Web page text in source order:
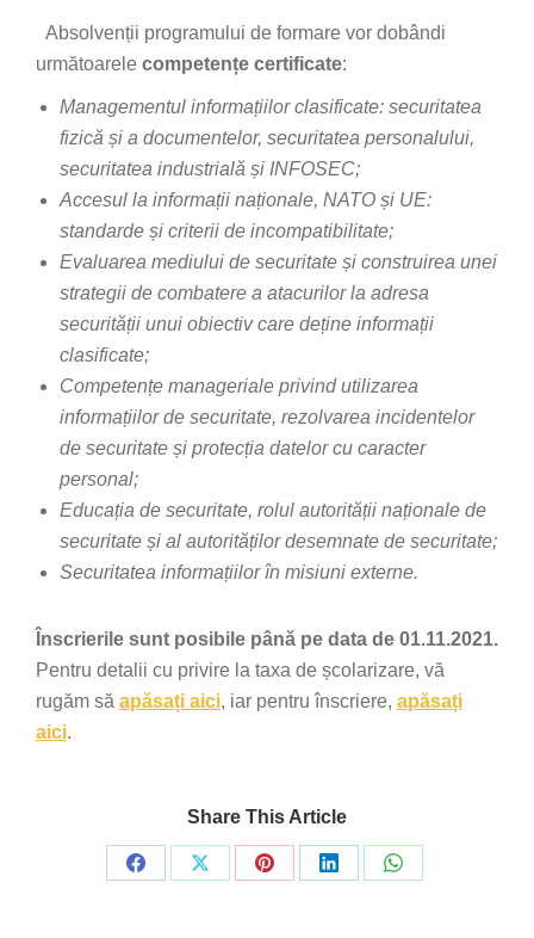
Absolvenții programului de formare vor dobândi
următoarele competențe certificate:
Managementul informațiilor clasificate: securitatea
fizică și a documentelor, securitatea personalului,
securitatea industrială și INFOSEC;
Accesul la informații naționale, NATO și UE:
standarde și criterii de incompatibilitate;
Evaluarea mediului de securitate și construirea unei
strategii de combatere a atacurilor la adresa
securității unui obiectiv care deține informații
clasificate;
Competențe manageriale privind utilizarea
informațiilor de securitate, rezolvarea incidentelor
de securitate și protecția datelor cu caracter
personal;
Educația de securitate, rolul autorității naționale de
securitate și al autorităților desemnate de securitate;
Securitatea informațiilor în misiuni externe.
Înscrierile sunt posibile până pe data de 01.11.2021.
Pentru detalii cu privire la taxa de școlarizare, vă
rugăm să apăsați aici, iar pentru înscriere, apăsați
aici.
Share This Article
Share
Share
Share
Share
Share